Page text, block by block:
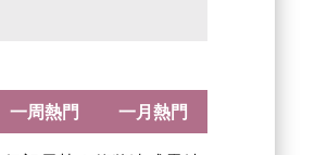
一周熱門 一月熱門